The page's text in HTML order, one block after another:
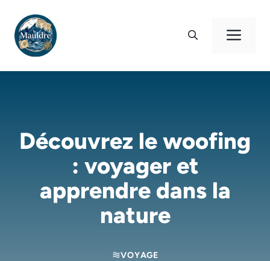
contenu
Découvrez le woofing
: voyager et
apprendre dans la
nature
VOYAGE